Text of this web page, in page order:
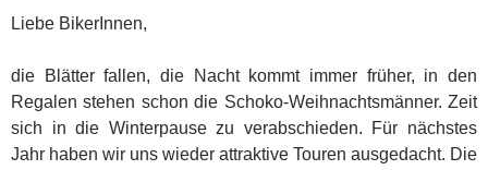
Liebe BikerInnen,
die Blätter fallen, die Nacht kommt immer früher, in den
Regalen stehen schon die Schoko-Weihnachtsmänner. Zeit
sich in die Winterpause zu verabschieden. Für nächstes
Jahr haben wir uns wieder attraktive Touren ausgedacht. Die